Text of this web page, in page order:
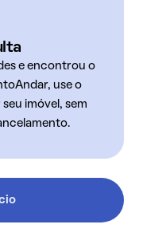
e encontrou o
use o
imóvel, sem